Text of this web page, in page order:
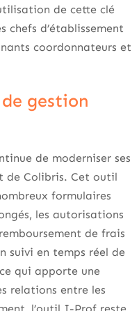
de cette clé
chefs d’établissement
coordonnateurs et
gestion
de moderniser ses
de Colibris. Cet outil
formulaires
les autorisations
de frais
suivi en temps réel de
qui apporte une
relations entre les